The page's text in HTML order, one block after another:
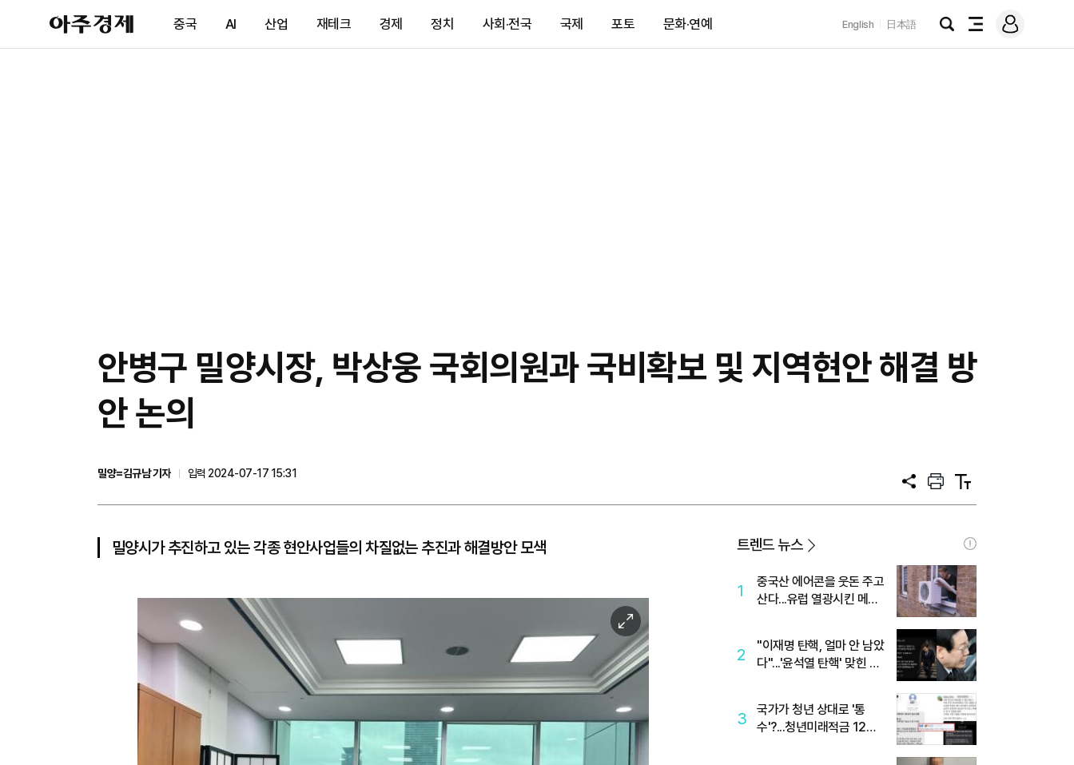
아
주
제
중국 AI 산업 재테크 경제 정치 사회·전국 국제 포토 문화·연예 English 日本語
검
전
메
그
안병구 밀양시장, 박상웅 국회의원과 국비확보 및 지역현안 해결 방
안 논의
밀양=김규남 기자
입력 2024-07-17 15:31
공
프
트
텍
트
밀양시가 추진하고 있는 각종 현안사업들의 차질없는 추진과 해결방안 모색
이
미
지
확
대
트렌드 뉴스
1
중국산 에어콘을 웃돈 주고
산다...유럽 열광시킨 메이
2
"이재명 탄핵, 얼마 안 남았
다"...'윤석열 탄핵' 맞힌 무
3
국가가 청년 상대로 '통
수'?...청년미래적금 12%